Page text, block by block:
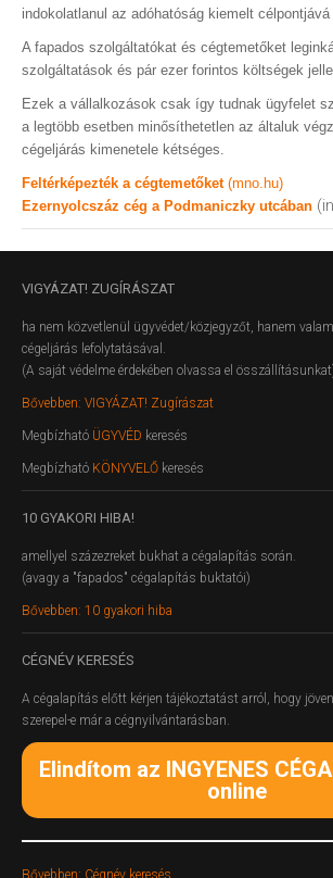
indokolatlanul az adóhatóság kiemelt
A fapados szolgáltatókat és cégtemetőket
szolgáltatások és pár ezer forintos költségek
Ezek a vállalkozások csak így tudnak ügyfelet
a legtöbb esetben minősíthetetlen az általuk
cégeljárás kimenetele kétséges.
Feltérképezték a cégtemetőket (mno.hu)
Ezernyolcszáz cég a Podmaniczky utcában
VIGYÁZAT! ZUGÍRÁSZAT
ha nem közvetlenül ügyvédet/közjegyzőt, hanem
cégeljárás lefolytatásával.
(A saját védelme érdekében olvassa el
Bővebben: VIGYÁZAT! Zugírászat
Megbízható ÜGYVÉD keresés
Megbízható KÖNYVELŐ keresés
10 GYAKORI HIBA!
amellyel százezreket bukhat a cégalapítás során.
(avagy a "fapados" cégalapítás buktatói)
Bővebben: 10 gyakori hiba
CÉGNÉV KERESÉS
A cégalapítás előtt kérjen tájékoztatást arról, hogy
szerepel-e már a cégnyilvántarásban.
Elindítom az INGYENES
online
Bővebben: Cégnév keresés